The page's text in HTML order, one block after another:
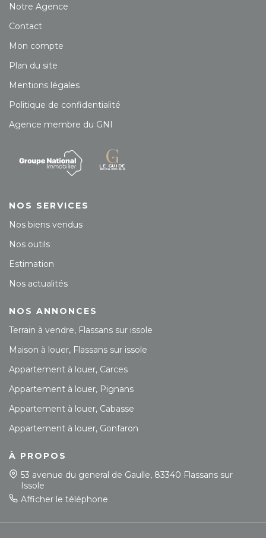
Notre Agence
Contact
Mon compte
Plan du site
Mentions légales
Politique de confidentialité
Agence membre du GNI
NOS SERVICES
Nos biens vendus
Nos outils
Estimation
Nos actualités
NOS ANNONCES
Terrain à vendre, Flassans sur issole
Maison à louer, Flassans sur issole
Appartement à louer, Carces
Appartement à louer, Pignans
Appartement à louer, Cabasse
Appartement à louer, Gonfaron
À PROPOS
53 avenue du general de Gaulle, 83340 Flassans sur
Issole
Afficher le téléphone